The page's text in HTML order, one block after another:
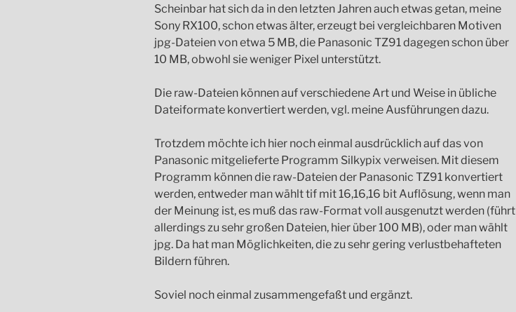
Scheinbar hat sich da in den letzten Jahren auch etwas getan, meine
Sony RX100, schon etwas älter, erzeugt bei vergleichbaren Motiven
jpg-Dateien von etwa 5 MB, die Panasonic TZ91 dagegen schon über
10 MB, obwohl sie weniger Pixel unterstützt.
Die raw-Dateien können auf verschiedene Art und Weise in übliche
Dateiformate konvertiert werden, vgl. meine Ausführungen dazu.
Trotzdem möchte ich hier noch einmal ausdrücklich auf das von
Panasonic mitgelieferte Programm Silkypix verweisen. Mit diesem
Programm können die raw-Dateien der Panasonic TZ91 konvertiert
werden, entweder man wählt tif mit 16,16,16 bit Auflösung, wenn man
der Meinung ist, es muß das raw-Format voll ausgenutzt werden (führt
allerdings zu sehr großen Dateien, hier über 100 MB), oder man wählt
jpg. Da hat man Möglichkeiten, die zu sehr gering verlustbehafteten
Bildern führen.
Soviel noch einmal zusammengefaßt und ergänzt.